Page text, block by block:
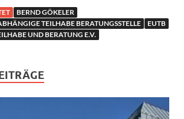
BERND GÖKELER
TEILHABE BERATUNGSSTELLE
EUTB
UND BERATUNG E.V.